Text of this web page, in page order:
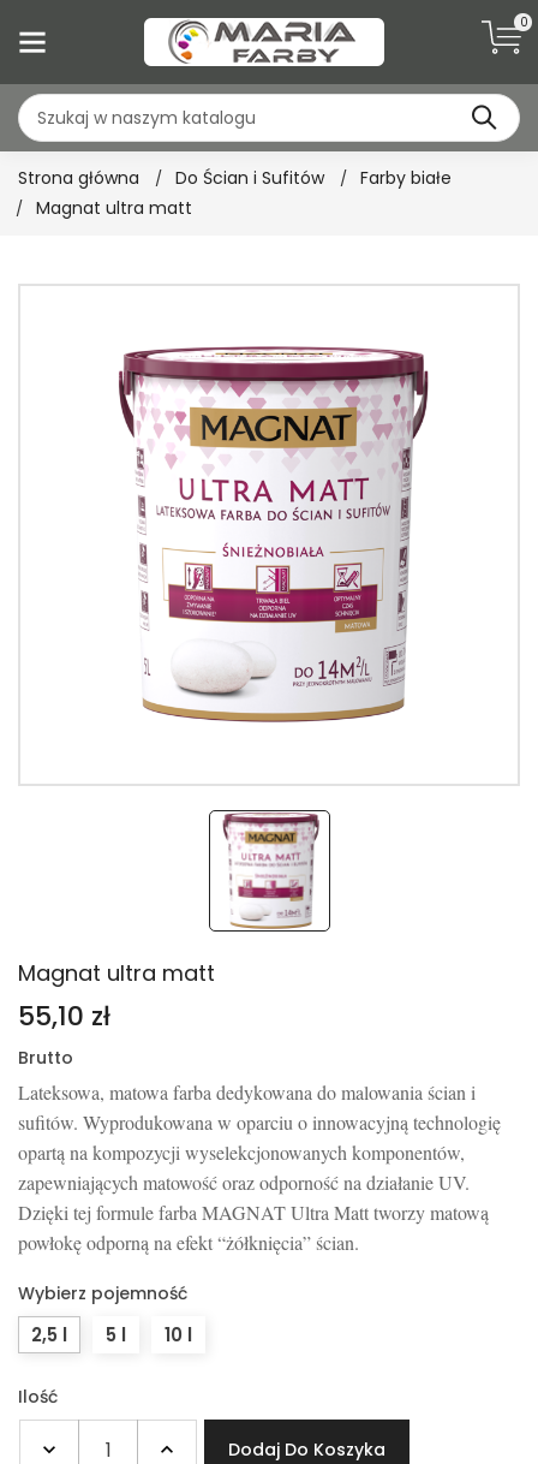
0
Strona główna Do Ścian i Sufitów
Farby białe
Magnat ultra matt
Magnat ultra matt
55,10 zł
Brutto
Lateksowa, matowa farba dedykowana do malowania ścian i
sufitów. Wyprodukowana w oparciu o innowacyjną technologię
opartą na kompozycji wyselekcjonowanych komponentów,
zapewniających matowość oraz odporność na działanie UV.
Dzięki tej formule farba MAGNAT Ultra Matt tworzy matową
powłokę odporną na efekt “żółknięcia” ścian.
Wybierz pojemność
2,5 l 5 l 10 l
Ilość
Dodaj Do Koszyka